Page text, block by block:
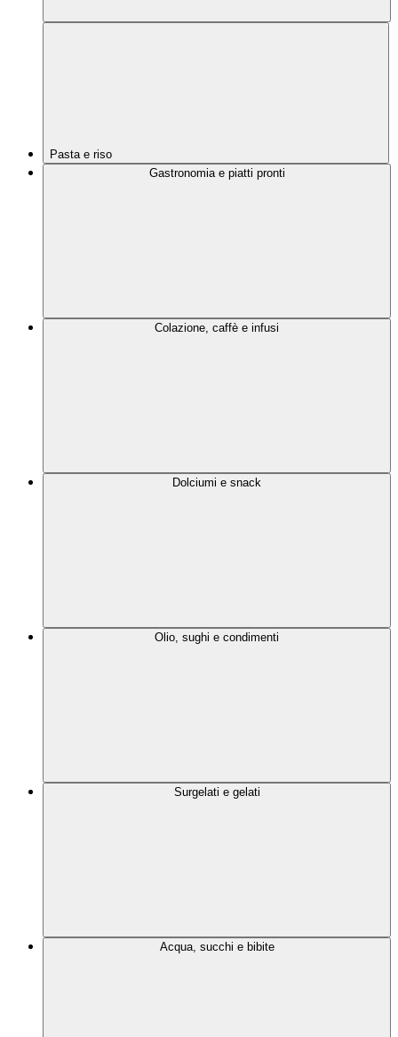
Pasta e riso
Gastronomia e piatti pronti
Colazione, caffè e infusi
Dolciumi e snack
Olio, sughi e condimenti
Surgelati e gelati
Acqua, succhi e bibite